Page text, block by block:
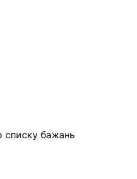
списку бажань